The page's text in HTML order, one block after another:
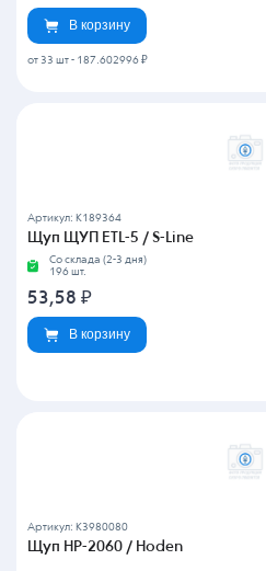
В корзину
от 33 шт - 187.602996 ₽
Артикул: K189364
Щуп ЩУП ETL-5 / S-Line
Со склада (2-3 дня)
196 шт.
53,58 ₽
В корзину
Артикул: K3980080
Щуп HP-2060 / Hoden